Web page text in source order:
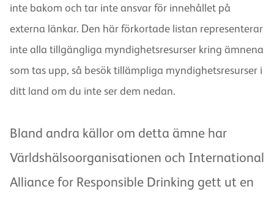
inte bakom och tar inte ansvar för innehållet på
externa länkar. Den här förkortade listan representerar
inte alla tillgängliga myndighetsresurser kring ämnena
som tas upp, så besök tillämpliga myndighetsresurser i
ditt land om du inte ser dem nedan.
Bland andra källor om detta ämne har
Världshälsoorganisationen och International
Alliance for Responsible Drinking gett ut en